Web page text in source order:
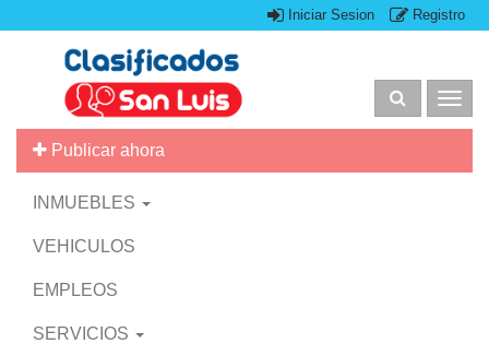
Iniciar Sesion Registro
Publicar ahora
INMUEBLES
VEHICULOS
EMPLEOS
SERVICIOS